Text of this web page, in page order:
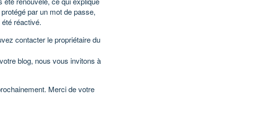
par un mot de passe,
réactivé.
contacter le propriétaire du
blog, nous vous invitons à
Merci de votre